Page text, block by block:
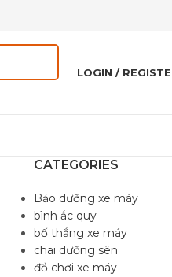
LOGIN /
CATEGORIES
Bảo dưỡng xe máy
bình ắc quy
bố thắng xe máy
chai dưỡng sên
đồ chơi xe máy